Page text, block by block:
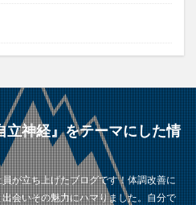
立神経』をテーマにした情
が立ち上げたブログです！体調改善に
会いその魅力にハマりました。自分で